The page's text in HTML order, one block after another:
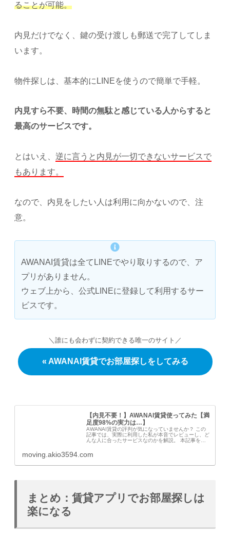
ることが可能。
内見だけでなく、鍵の受け渡しも郵送で完了してしま
います。
物件探しは、基本的にLINEを使うので簡単で手軽。
内見すら不要、時間の無駄と感じている人からすると
最高のサービスです。
とはいえ、逆に言うと内見が一切できないサービスで
もあります。
なので、内見をしたい人は利用に向かないので、注
意。
AWANAI賃貸は全てLINEでやり取りするので、ア
プリがありません。
ウェブ上から、公式LINEに登録して利用するサー
ビスです。
＼誰にも会わずに契約できる唯一のサイト／
« AWANAI賃貸でお部屋探しをしてみる
【内見不要！】AWANAI賃貸使ってみた【満
足度98%の実力は…】
AWANAI賃貸の評判が気になっていませんか？ この
記事では、実際に利用した私が本音でレビューし、ど
んな人に合ったサービスなのかを解説。 本記事を読
moving.akio3594.com
まとめ：賃貸アプリでお部屋探しは
楽になる